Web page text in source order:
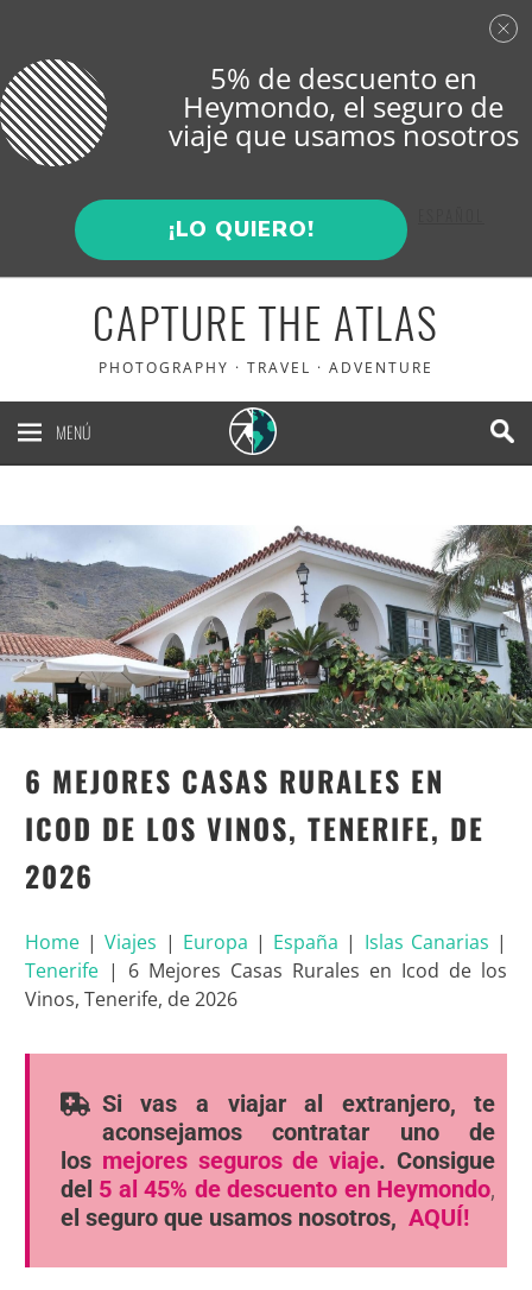
CAPTURE THE ATLAS
PHOTOGRAPHY · TRAVEL · ADVENTURE
MENÚ
6 MEJORES CASAS RURALES EN
ICOD DE LOS VINOS, TENERIFE, DE
2026
Home|Viajes | Europa | España | Islas Canarias |
Tenerife| 6 Mejores Casas Rurales en Icod de los
Vinos, Tenerife, de 2026
Si vas a viajar al extranjero, te
aconsejamos contratar uno de
los mejores seguros de viaje. Consigue
del 5 al 45% de descuento en Heymondo,
el seguro que usamos nosotros, AQUÍ!
5% de descuento en
Heymondo, el seguro de
viaje que usamos nosotros
¡LO QUIERO!